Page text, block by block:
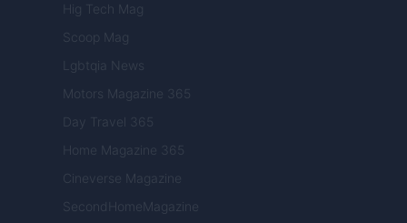
Hig Tech Mag
Scoop Mag
Lgbtqia News
Motors Magazine 365
Day Travel 365
Home Magazine 365
Cineverse Magazine
SecondHomeMagazine